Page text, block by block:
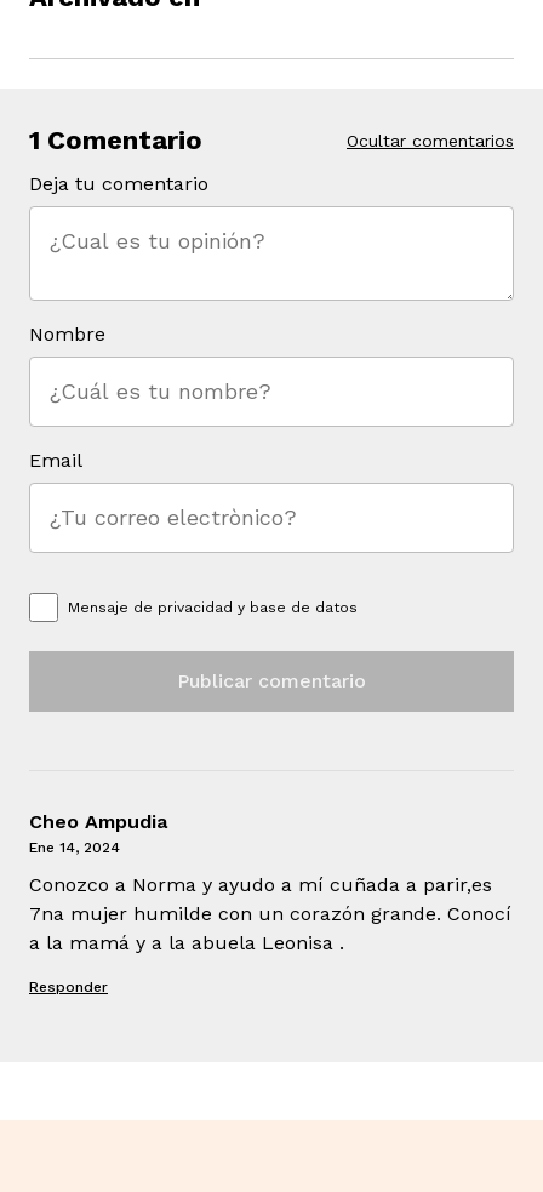
1 Comentario Ocultar comentarios
Deja tu comentario
Nombre
Email
Mensaje de privacidad y base de datos
Cheo Ampudia
Ene 14, 2024
Conozco a Norma y ayudo a mí cuñada a parir,es
7na mujer humilde con un corazón grande. Conocí
a la mamá y a la abuela Leonisa .
Responder